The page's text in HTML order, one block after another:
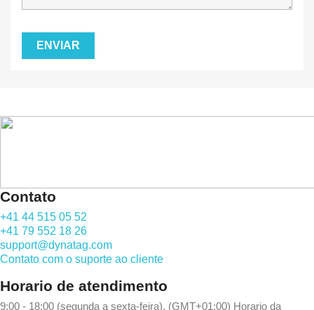
Contato
+41 44 515 05 52
+41 79 552 18 26
support@dynatag.com
Contato com o suporte ao cliente
Horario de atendimento
9:00 - 18:00 (segunda a sexta-feira), (GMT+01:00) Horario da